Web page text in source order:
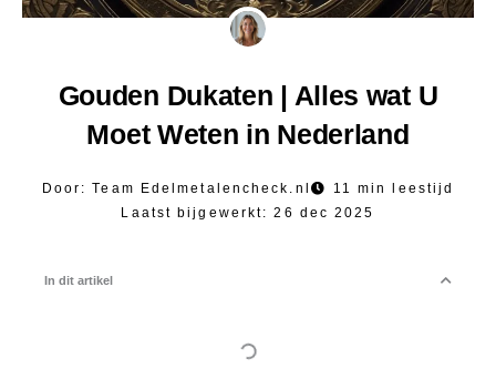
Gouden Dukaten | Alles wat U
Moet Weten in Nederland
Door: Team Edelmetalencheck.nl
11 min leestijd
Laatst bijgewerkt: 26 dec 2025
In dit artikel